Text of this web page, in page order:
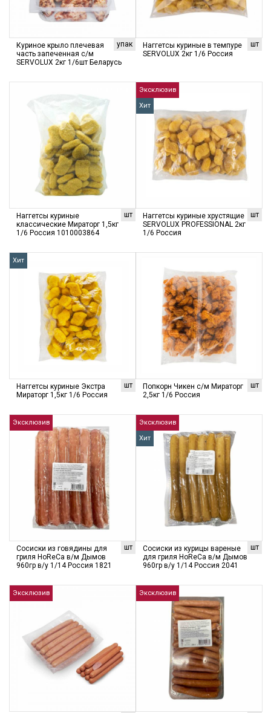
упак
Куриное крыло плечевая
часть запеченная с/м
SERVOLUX 2кг 1/6шт Беларусь
шт
Наггетсы куриные в темпуре
SERVOLUX 2кг 1/6 Россия
шт
Наггетсы куриные
классические Мираторг 1,5кг
1/6 Россия 1010003864
Эксклюзив
Хит
шт
Наггетсы куриные хрустящие
SERVOLUX PROFESSIONAL 2кг
1/6 Россия
Хит
шт
Наггетсы куриные Экстра
Мираторг 1,5кг 1/6 Россия
шт
Попкорн Чикен с/м Мираторг
2,5кг 1/6 Россия
Эксклюзив
шт
Сосиски из говядины для
гриля HoReCa в/м Дымов
960гр в/у 1/14 Россия 1821
Эксклюзив
Хит
шт
Сосиски из курицы вареные
для гриля HoReCa в/м Дымов
960гр в/у 1/14 Россия 2041
Эксклюзив Эксклюзив